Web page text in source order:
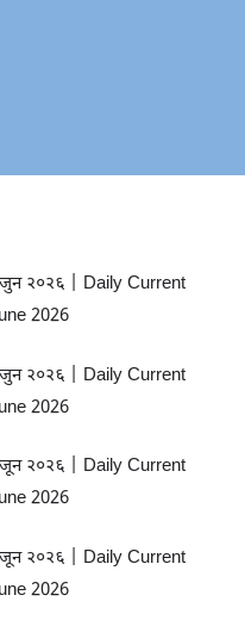
जुन २०२६ | Daily Current
2026
जुन २०२६ | Daily Current
2026
जून २०२६ | Daily Current
2026
जून २०२६ | Daily Current
2026